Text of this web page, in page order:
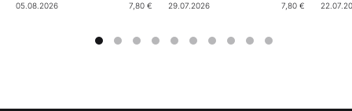
05.08.2026 7,80 € 29.07.2026 7,80 €